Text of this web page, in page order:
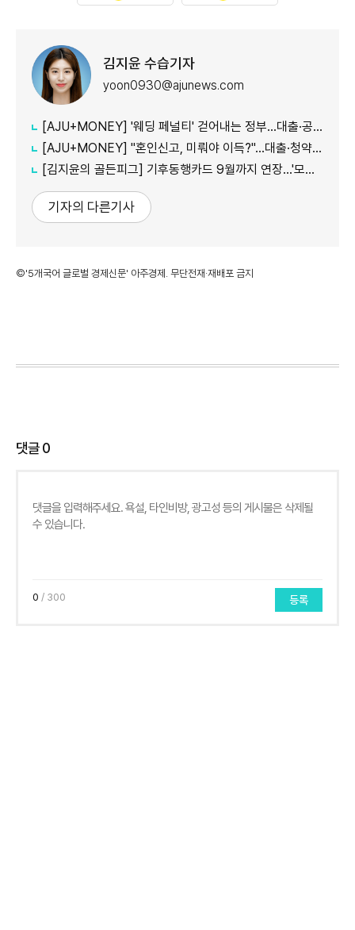
김지윤 수습기자
yoon0930@ajunews.com
[AJU+MONEY] '웨딩 페널티' 걷어내는 정부…대출·공공임대 불이익 줄인다
[AJU+MONEY] "혼인신고, 미뤄야 이득?"…대출·청약·세금 따져보니
[김지윤의 골든피그] 기후동행카드 9월까지 연장…'모두의카드' 갈아탈 땐 혜택 따져야
기자의 다른기사
©'5개국어 글로벌 경제신문' 아주경제. 무단전재·재배포 금지
댓글0
0 / 300 등록